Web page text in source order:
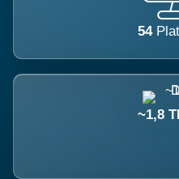
54
~1,8